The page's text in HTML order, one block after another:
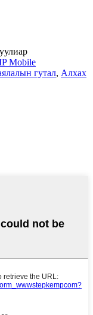
Mobile
гутал, Алхах